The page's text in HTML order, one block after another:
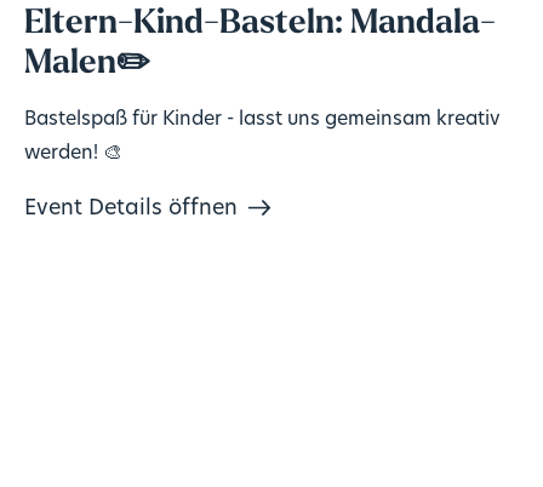
Eltern-Kind-Basteln: Mandala-
Malen✏️
Bastelspaß für Kinder - lasst uns gemeinsam kreativ
werden! 🎨
Event Details öffnen